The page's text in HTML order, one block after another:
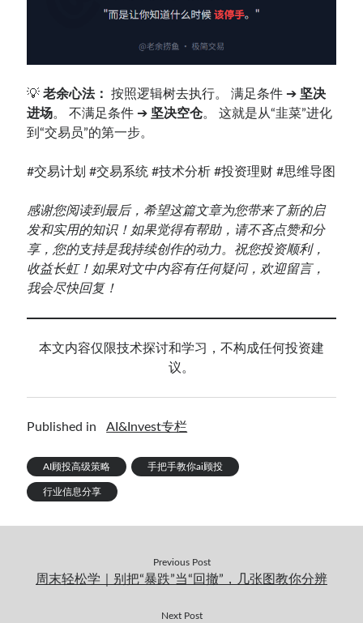
💡老余心法： 按照逻辑树去执行。 满足条件 ➔ 坚决
进场。 不满足条件 ➔ 坚决空仓。 这就是从“韭菜”进化
到“交易员”的第一步。
#交易计划 #交易系统 #技术分析 #投资理财 #思维导图
感谢您阅读到最后，希望这篇文章为您带来了新的启
发和实用的知识！如果觉得有帮助，请不吝点赞和分
享，您的支持是我持续创作的动力。祝您投资顺利，
收益长虹！如果对文中内容有任何疑问，欢迎留言，
我会尽快回复！
本文内容仅限技术探讨和学习，不构成任何投资建
议。
Published in AI&Invest专栏
AI顾投高级策略 手把手教你ai顾投
行业信息分享
Previous Post
周末轻松学｜别把“暴跌”当“回撤”，几张图教你分辨
Next Post